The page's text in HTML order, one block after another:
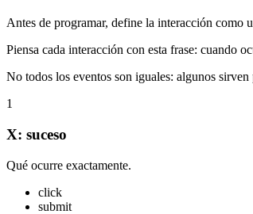
Antes de programar, define la interacción como
Piensa cada interacción con esta frase: cuando
No todos los eventos son iguales: algunos
1
X: suceso
Qué ocurre exactamente.
click
submit